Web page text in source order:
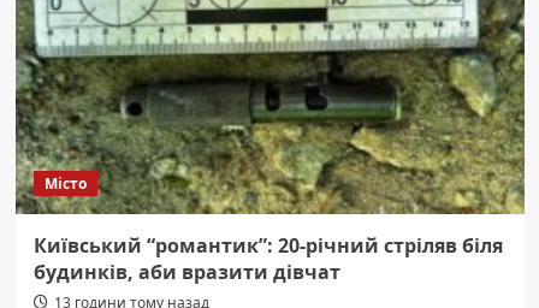
Місто
Київський “романтик”: 20-річний стріляв біля
будинків, аби вразити дівчат
13 години тому назад